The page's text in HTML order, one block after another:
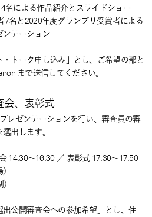
による作品紹介とスライドショー
名と2020年度グランプリ受賞者による
ンテーション
トーク申し込み」とし、ご希望の部と
まで送信してください。
会、表彰式
レゼンテーションを行い、審査員の審
出します。
14:30～16:30 ／ 表彰式 17:30～17:50
公開審査会への参加希望」とし、住